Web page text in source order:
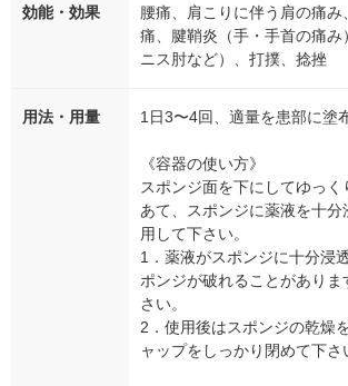
効能・効果
腰痛、肩こりに伴う肩の痛み
痛、腱鞘炎（手・手首の痛み
ニス肘など）、打撲、捻挫
用法・用量 1日3〜4回、適量を患部に塗
《容器の使い方》
スポンジ面を下にしてゆっく
あて、スポンジに薬液を十分
用して下さい。
1．薬液がスポンジに十分浸
ポンジが破れることがありま
さい。
2．使用後はスポンジの乾燥
ャップをしっかり閉めて下さ